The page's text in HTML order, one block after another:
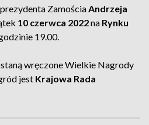
ZamościaAndrzeja
10 czerwca 2022na Rynku
19.00.
wręczone Wielkie Nagrody
jest Krajowa Rada